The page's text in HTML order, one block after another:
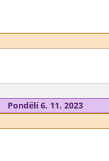
Pondělí 6. 11. 2023